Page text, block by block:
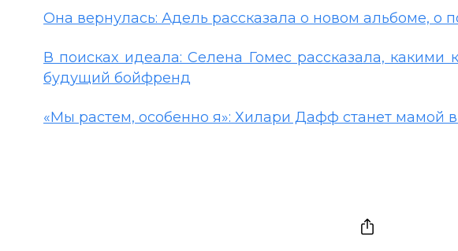
Она вернулась: Адель рассказала о новом альбоме, о
В поисках идеала: Селена Гомес рассказала, какими
будущий бойфренд
«Мы растем, особенно я»: Хилари Дафф станет мамой в